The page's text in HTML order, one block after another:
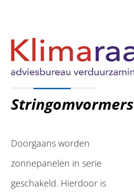
content
Stringomvormers
Doorgaans worden
zonnepanelen in serie
geschakeld. Hierdoor is